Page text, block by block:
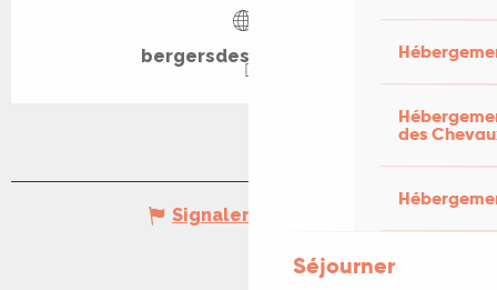
des
Séjourner
bergersdeslavandes.fr
Signaler une erreur